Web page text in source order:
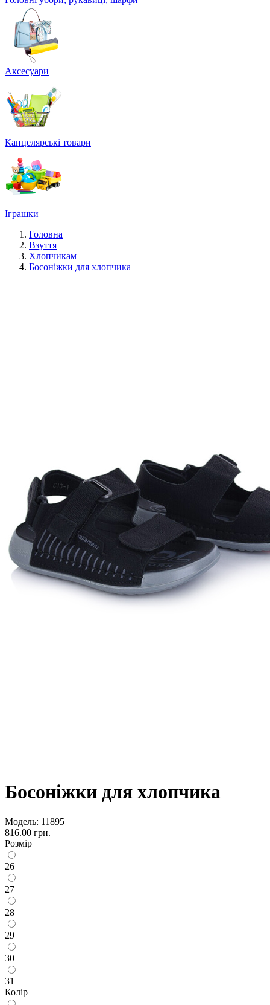
Аксесуари
Канцелярські товари
Іграшки
Головна
Взуття
Хлопчикам
Босоніжки для хлопчика
Босоніжки для хлопчика
Модель: 11895
816.00 грн.
Розмір
26
27
28
29
30
31
Колір